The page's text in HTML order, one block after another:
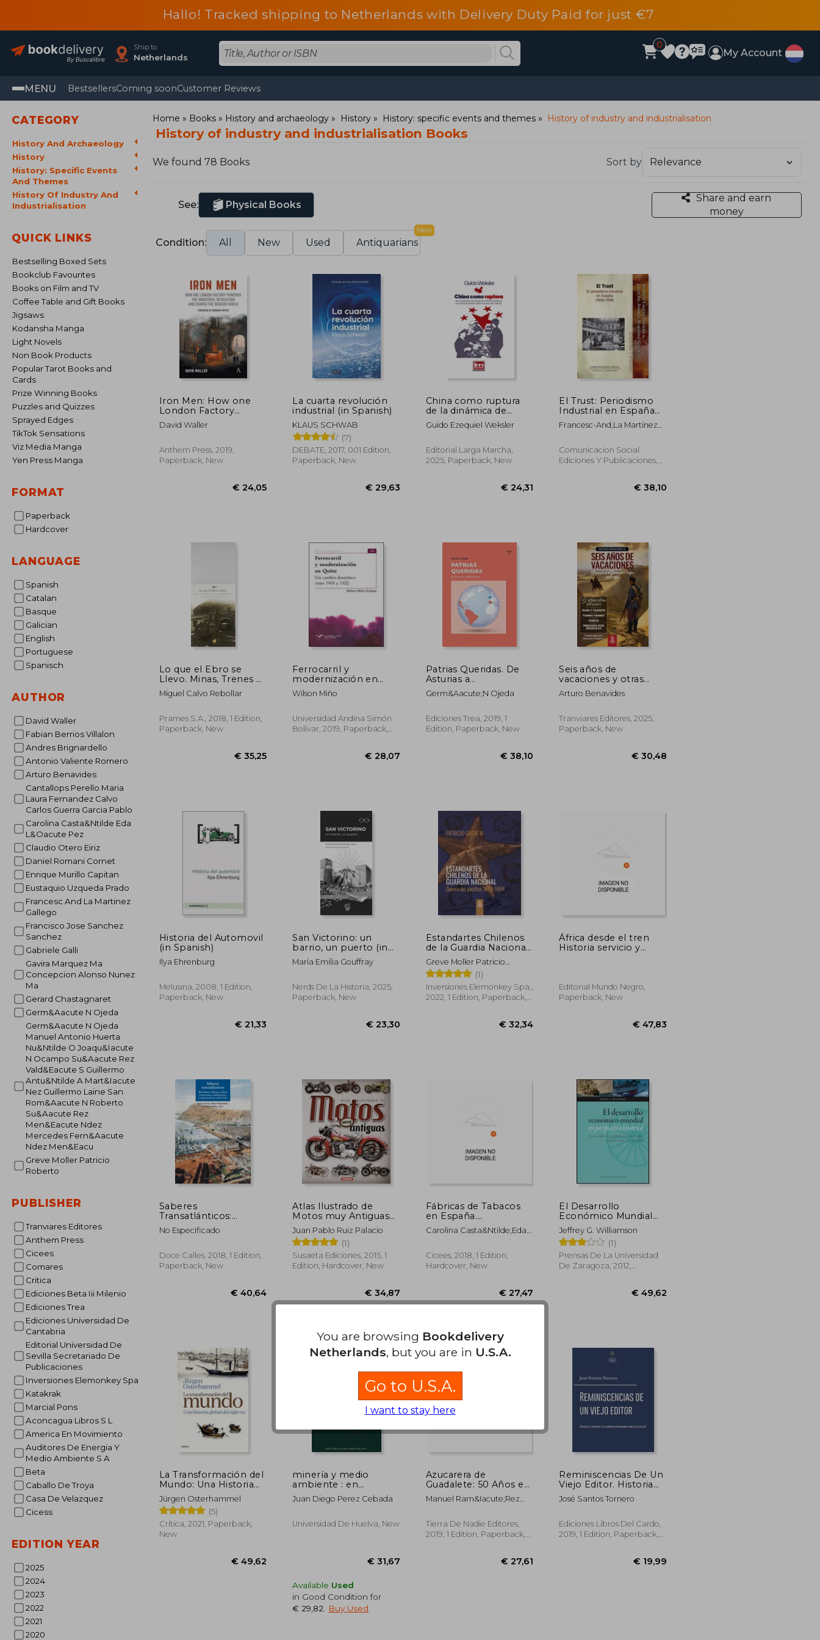
Hallo! Tracked shipping to Netherlands with Delivery Duty Paid for just €7
Ship to
Netherlands
0
My Account
MENU BestsellersComing soonCustomer Reviews
CATEGORY
History And Archaeology
History
History: Specific Events
And Themes
History Of Industry And
Industrialisation
QUICK LINKS
Bestselling Boxed Sets
Bookclub Favourites
Books on Film and TV
Coffee Table and Gift Books
Jigsaws
Kodansha Manga
Light Novels
Non Book Products
Popular Tarot Books and
Cards
Prize Winning Books
Puzzles and Quizzes
Sprayed Edges
TikTok Sensations
Viz Media Manga
Yen Press Manga
FORMAT
Paperback
Hardcover
LANGUAGE
Spanish
Catalan
Basque
Galician
English
Portuguese
Spanisch
AUTHOR
David Waller
Fabian Berrios Villalon
Andres Brignardello
Antonio Valiente Romero
Arturo Benavides
Cantallops Perello Maria
Laura Fernandez Calvo
Carlos Guerra Garcia Pablo
Carolina Casta&Ntilde Eda
L&Oacute Pez
Claudio Otero Eiriz
Daniel Romani Cornet
Enrique Murillo Capitan
Eustaquio Uzqueda Prado
Francesc And La Martinez
Gallego
Francisco Jose Sanchez
Sanchez
Gabriele Galli
Gavira Marquez Ma
Concepcion Alonso Nunez
Ma
Gerard Chastagnaret
Germ&Aacute N Ojeda
Germ&Aacute N Ojeda
Manuel Antonio Huerta
Nu&Ntilde O Joaqu&Iacute
N Ocampo Su&Aacute Rez
Vald&Eacute S Guillermo
Antu&Ntilde A Mart&Iacute
Nez Guillermo Laine San
Rom&Aacute N Roberto
Su&Aacute Rez
Men&Eacute Ndez
Mercedes Fern&Aacute
Ndez Men&Eacu
Greve Moller Patricio
Roberto
PUBLISHER
Tranviares Editores
Anthem Press
Cicees
Comares
Critica
Ediciones Beta Iii Milenio
Ediciones Trea
Ediciones Universidad De
Cantabria
Editorial Universidad De
Sevilla Secretariado De
Publicaciones
Inversiones Elemonkey Spa
Katakrak
Marcial Pons
Aconcagua Libros S L
America En Movimiento
Auditores De Energia Y
Medio Ambiente S A
Beta
Caballo De Troya
Casa De Velazquez
Cicess
EDITION YEAR
2025
2024
2023
2022
2021
2020
Home Books History and archaeology History History: specific events and themes History of industry and industrialisation
History of industry and industrialisation Books
We found 78 Books Sort by
See: Physical Books
Share and earn
money
Condition: All New Used Antiquarians
New
Iron Men: How one
London Factory
Powered the
Industrial Revolution
Modern World
David Waller
Anthem Press, 2019,
Paperback, New
La cuarta revolución
industrial (in Spanish)
KLAUS SCHWAB
(7)
DEBATE, 2017, 001 Edition,
Paperback, New
€ 29,63
China como ruptura
de la dinámica de
desarrollo del Este
Asiático en la Nueva
del Trabajo (in
Spanish)
Guido Ezequiel Weksler
Editorial Larga Marcha,
2025, Paperback, New
€ 24,31
El Trust: Periodismo
Industrial en España
(1906-1936) (in
Spanish)
Francesc-And,La Martínez
Comunicacion Social
Ediciones Y Publicaciones,
Lo que el Ebro se
Llevo. Minas, Trenes y
Barcos en la Cuenca
Carb Onifera de
Spanish)
Miguel Calvo Rebollar
Prames S.A., 2018, 1 Edition,
Paperback, New
Ferrocarril y
modernización en
Quito. Un cambio
dramático entre 1905
Wilson Miño
Universidad Andina Simón
Bolívar, 2019, Paperback,
€ 28,07
Patrias Queridas. De
Asturias a
Iberoamérica (Trea
Varia) (in Spanish)
Germ&Aacute;N Ojeda
Ediciones Trea, 2019, 1
Edition, Paperback, New
Seis años de
vacaciones y otras
obras de Arturo
Benavides (in Spanish)
Arturo Benavides
Tranviares Editores, 2025,
Paperback, New
Historia del Automovil
(in Spanish)
Ilya Ehrenburg
Melusina, 2008, 1 Edition,
Paperback, New
San Victorino: un
barrio, un puerto (in
Spanish)
María Emilia Gouffray
Nerds De La Historia, 2025,
Paperback, New
Estandartes Chilenos
de la Guardia Nacional.
Guerra del Pacífico
1879-1884. FULL
COLOR. (in Spanish)
Greve Moller Patricio
Roberto
(1)
Inversiones Elemonkey Spa.,
2022, 1 Edition, Paperback,
€ 32,34
África desde el tren
Historia servicio y
Editorial Mundo Negro,
Paperback, New
Saberes
Transatlánticos:
Barcelona y Buenos
Aires: Conexiones,
Comparaciones (1850-
1940) (Miscelánea) (in
No Especificado
Doce Calles, 2018, 1 Edition,
Paperback, New
€ 40,64
Atlas Ilustrado de
Motos muy Antiguas
(in Spanish)
Juan Pablo Ruiz Palacio
(1)
Susaeta Ediciones, 2015, 1
Edition, Hardcover, New
€ 34,87
Fábricas de Tabacos
en España.
Arquitectura Industrial
y Paisajes Urbanos (la
(in Spanish)
Carolina Casta&Ntilde;Eda
Cicees, 2018, 1 Edition,
Hardcover, New
El Desarrollo
Económico Mundial
en Perspectiva
Histórica. Cinco Siglos
de Revoluciones
Industriales,
Globalización y
Jeffrey G. Williamson
(1)
Prensas De La Universidad
De Zaragoza, 2012,
La Transformación del
Mundo: Una Historia
Global del Siglo XIX (in
Spanish)
Jürgen Osterhammel
(5)
Crítica, 2021, Paperback,
New
minería y medio
ambiente : en
perspectiva histórica
(in Spanish)
Juan Diego Perez Cebada
Universidad De Huelva, New
Available Used
in Good Condition for
€ 29,82
Buy Used
Azucarera de
Guadalete: 50 Años en
Jerez (in Spanish)
Manuel Ram&Iacute;Rez
Tierra De Nadie Editores,
2019, 1 Edition, Paperback,
Reminiscencias De Un
Viejo Editor. Historia
de El Mercurio y de la
imprenta en
siglo XIX (in Spanish)
José Santos Tornero
Ediciones Libros Del Cardo,
2019, 1 Edition, Paperback,
You are browsing Bookdelivery
Netherlands, but you are in U.S.A.
Go to U.S.A.
I want to stay here